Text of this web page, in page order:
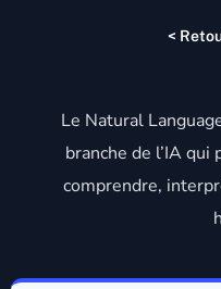
<
Le Natural
branche de l’IA
comprendre,